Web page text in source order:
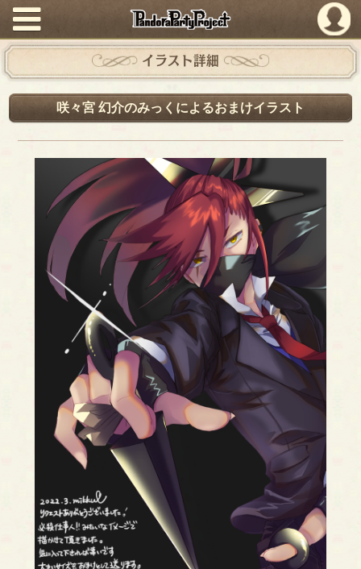
PandoraPartyProject
イラスト詳細
咲々宮 幻介のみっくによるおまけイラスト